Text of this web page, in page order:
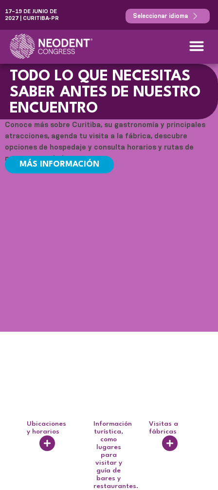
17–19 DE JUNIO DE
2027 | CURITIBA-PR
Seleccionar idioma
TODO LO QUE NECESITAS
SABER ANTES DE NUESTRO
ENCUENTRO
Conoce más sobre Curitiba, su gastronomía y principales
atracciones, agenda tu visita a la fábrica, descubre
opciones de hospedaje y consulta horarios y rutas de
nuestros traslados.
MÁS INFORMACIÓN
Ubicaciones
y horarios
Información
turística,
como
lugares
para
visitar y
guía de
bares y
restaurantes.
Visitas a
fábricas